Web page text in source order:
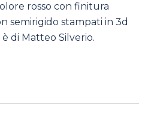
rosso con finitura
semirigido stampati in 3d
di Matteo Silverio.